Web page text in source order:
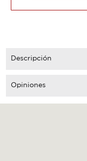
Descripción
Opiniones